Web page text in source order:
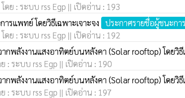
ย : ระบบ rss Egp || เปิดอ่าน : 193
แพทย์ โดยวิธีเฉพาะเจาะจง ประกาศรายชื่อผู้ชนะกา
ย : ระบบ rss Egp || เปิดอ่าน : 192
พลังงานแสงอาทิตย์บนหลังคา (Solar rooftop) โดยวิธีเ
: ระบบ rss Egp || เปิดอ่าน : 190
พลังงานแสงอาทิตย์บนหลังคา (Solar rooftop) โดยวิธีเ
: ระบบ rss Egp || เปิดอ่าน : 197